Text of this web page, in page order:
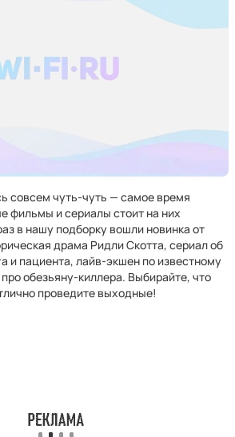
совсем чуть-чуть — самое время
фильмы и сериалы стоит на них
в нашу подборку вошли новинка от
драма Ридли Скотта, сериал об
и пациента, лайв-экшен по известному
обезьяну-киллера. Выбирайте, что
проведите выходные!